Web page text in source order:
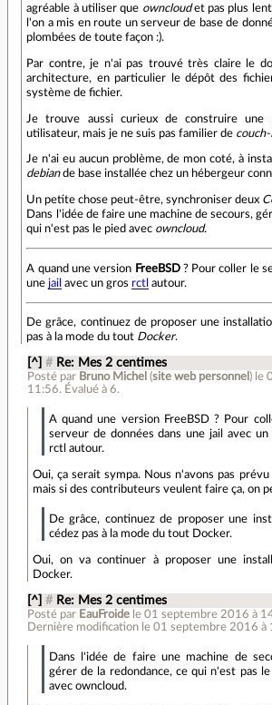
agréable à utiliser que owncloudet pas plus
l'on a mis en route un serveur de base de
plombées de toute façon :).
Par contre, je n'ai pas trouvé très claire le
architecture, en particulier le dépôt des
système de fichier.
Je trouve aussi curieux de construire une
utilisateur, mais je ne suis pas familier de
Je n'ai eu aucun problème, de mon coté, à
debiande base installée chez un hébergeur
Un petite chose peut-être, synchroniser deux
Dans l'idée de faire une machine de secours,
qui n'est pas le pied avec owncloud.
A quand une version FreeBSD? Pour coller le
unejail avec un gros rctl autour.
De grâce, continuez de proposer une
pas à la mode du tout Docker.
[^] # Re: Mes 2 centimes
Posté par Bruno Michel (site web personnel ) le
11:56. Évalué à 6.
A quand une version FreeBSD ? Pour
serveur de données dans une jail avec un
rctl autour.
Oui, ça serait sympa. Nous n'avons pas
mais si des contributeurs veulent faire ça, on
De grâce, continuez de proposer une
cédez pas à la mode du tout Docker.
Oui, on va continuer à proposer une
Docker.
[^] # Re: Mes 2 centimes
Posté par EauFroide le 01 septembre 2016 à
Dernière modification le 01 septembre 2016 à
Dans l'idée de faire une machine de
gérer de la redondance, ce qui n'est pas le
avec owncloud.